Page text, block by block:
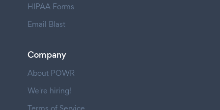
HIPAA Forms
Email Blast
Company
About POWR
We're hiring!